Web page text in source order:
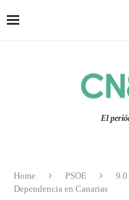
El
Home PSOE
Dependencia en Canarias